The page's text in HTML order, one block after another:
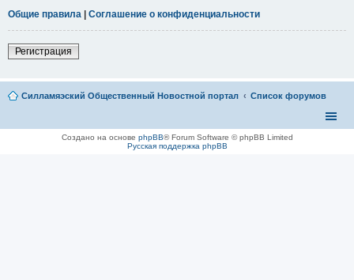
Общие правила | Соглашение о конфиденциальности
Регистрация
Силламяэский Общественный Новостной портал Список форумов
Создано на основе phpBB® Forum Software © phpBB Limited
Русская поддержка phpBB